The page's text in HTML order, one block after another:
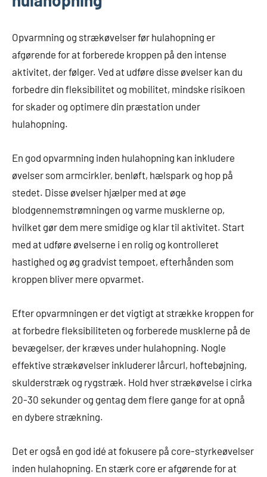
Opvarmning og strækøvelser før hulahopning er
afgørende for at forberede kroppen på den intense
aktivitet, der følger. Ved at udføre disse øvelser kan du
forbedre din fleksibilitet og mobilitet, mindske risikoen
for skader og optimere din præstation under
hulahopning.
En god opvarmning inden hulahopning kan inkludere
øvelser som armcirkler, benløft, hælspark og hop på
stedet. Disse øvelser hjælper med at øge
blodgennemstrømningen og varme musklerne op,
hvilket gør dem mere smidige og klar til aktivitet. Start
med at udføre øvelserne i en rolig og kontrolleret
hastighed og øg gradvist tempoet, efterhånden som
kroppen bliver mere opvarmet.
Efter opvarmningen er det vigtigt at strække kroppen for
at forbedre fleksibiliteten og forberede musklerne på de
bevægelser, der kræves under hulahopning. Nogle
effektive strækøvelser inkluderer lårcurl, hoftebøjning,
skulderstræk og rygstræk. Hold hver strækøvelse i cirka
20-30 sekunder og gentag dem flere gange for at opnå
en dybere strækning.
Det er også en god idé at fokusere på core-styrkeøvelser
inden hulahopning. En stærk core er afgørende for at